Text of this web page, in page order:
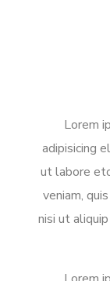
Lorem
adipisicing
ut labore
veniam,
nisi ut